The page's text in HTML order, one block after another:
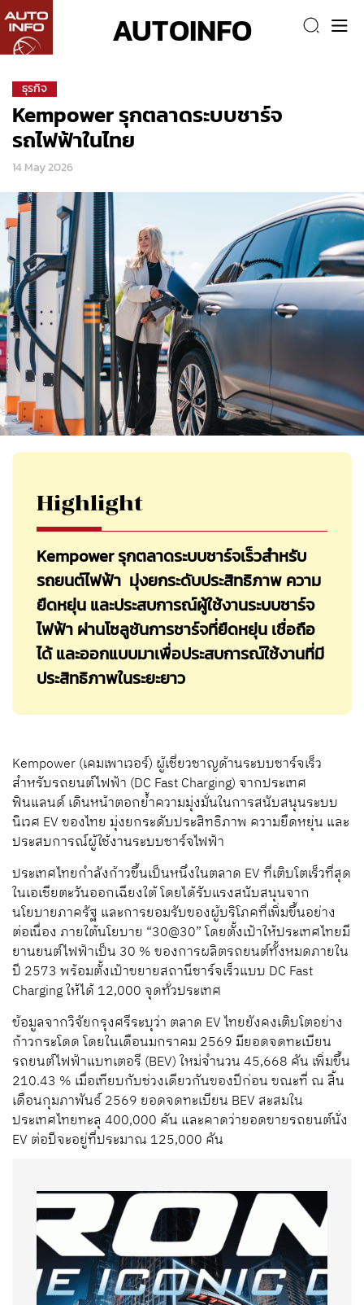
AUTOINFO
ธุรกิจ
Kempower รุกตลาดระบบชาร์จ
รถไฟฟ้าในไทย
14 May 2026
Highlight
Kempower รุกตลาดระบบชาร์จเร็วสำหรับ
รถยนต์ไฟฟ้า มุ่งยกระดับประสิทธิภาพ ความ
ยืดหยุ่น และประสบการณ์ผู้ใช้งานระบบชาร์จ
ไฟฟ้า ผ่านโซลูชันการชาร์จที่ยืดหยุ่น เชื่อถือ
ได้ และออกแบบมาเพื่อประสบการณ์ใช้งานที่มี
ประสิทธิภาพในระยะยาว
Kempower (เคมเพาเวอร์) ผู้เชี่ยวชาญด้านระบบชาร์จเร็ว
สำหรับรถยนต์ไฟฟ้า (DC Fast Charging) จากประเทศ
ฟินแลนด์ เดินหน้าตอกย้ำความมุ่งมั่นในการสนับสนุนระบบ
นิเวศ EV ของไทย มุ่งยกระดับประสิทธิภาพ ความยืดหยุ่น และ
ประสบการณ์ผู้ใช้งานระบบชาร์จไฟฟ้า
ประเทศไทยกำลังก้าวขึ้นเป็นหนึ่งในตลาด EV ที่เติบโตเร็วที่สุด
ในเอเชียตะวันออกเฉียงใต้ โดยได้รับแรงสนับสนุนจาก
นโยบายภาครัฐ และการยอมรับของผู้บริโภคที่เพิ่มขึ้นอย่าง
ต่อเนื่อง ภายใต้นโยบาย “30@30” โดยตั้งเป้าให้ประเทศไทยมี
ยานยนต์ไฟฟ้าเป็น 30 % ของการผลิตรถยนต์ทั้งหมดภายใน
ปี 2573 พร้อมตั้งเป้าขยายสถานีชาร์จเร็วแบบ DC Fast
Charging ให้ได้ 12,000 จุดทั่วประเทศ
ข้อมูลจากวิจัยกรุงศรีระบุว่า ตลาด EV ไทยยังคงเติบโตอย่าง
ก้าวกระโดด โดยในเดือนมกราคม 2569 มียอดจดทะเบียน
รถยนต์ไฟฟ้าแบทเตอรี (BEV) ใหม่จำนวน 45,668 คัน เพิ่มขึ้น
210.43 % เมื่อเทียบกับช่วงเดียวกันของปีก่อน ขณะที่ ณ สิ้น
เดือนกุมภาพันธ์ 2569 ยอดจดทะเบียน BEV สะสมใน
ประเทศไทยทะลุ 400,000 คัน และคาดว่ายอดขายรถยนต์นั่ง
EV ต่อปีจะอยู่ที่ประมาณ 125,000 คัน